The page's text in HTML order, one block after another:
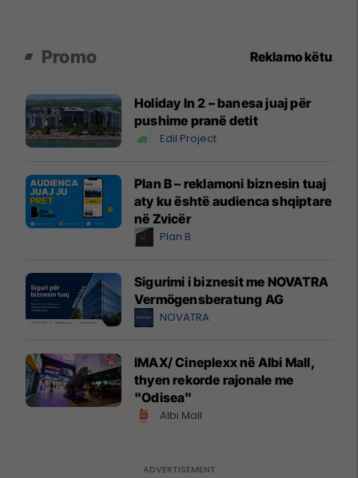
Promo Reklamo këtu
Holiday In 2 – banesa juaj për
pushime pranë detit
Edil Project
Plan B – reklamoni biznesin tuaj
aty ku është audienca shqiptare
në Zvicër
Plan B
Sigurimi i biznesit me NOVATRA
Vermögensberatung AG
NOVATRA
IMAX/ Cineplexx në Albi Mall,
thyen rekorde rajonale me
"Odisea"
Albi Mall